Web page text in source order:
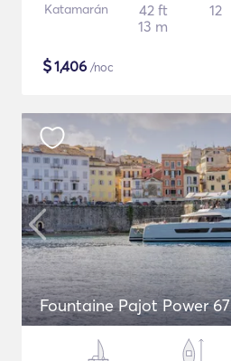
Katamarán
42 ft
13 m
12
$1,406 /noc
Fountaine Pajot Power 67